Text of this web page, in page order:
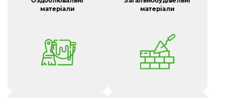
матеріали
матеріали